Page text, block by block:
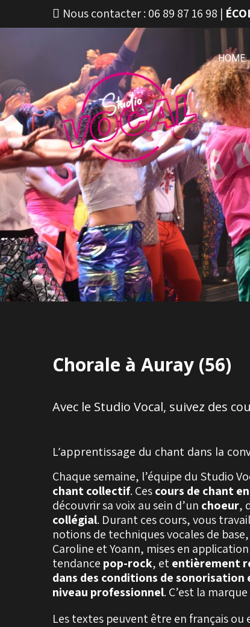
Nous contacter : 06 89 87 16 98 |
HOME
Chorale à Auray (56)
Avec le Studio Vocal, suivez des
L’apprentissage du chant dans la
Chaque semaine, l’équipe du Studio
chant collectif. Cescours de chant
découvrir sa voix au sein d’un choeur,
collégial. Durant ces cours, vous
notions de techniques vocales de
Caroline et Yoann, mises en
tendance pop-rock, etentièrement
dans des conditions de sonorisation
niveau professionnel. C’est la
Les textes peuvent être en français ou